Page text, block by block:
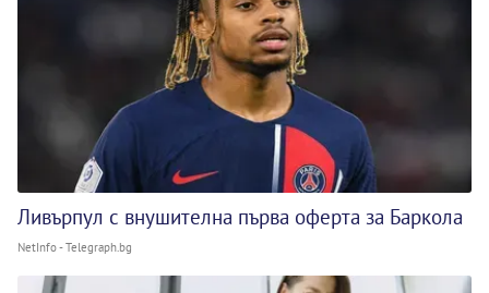
Ливърпул с внушителна първа оферта за Баркола
NetInfo - Telegraph.bg